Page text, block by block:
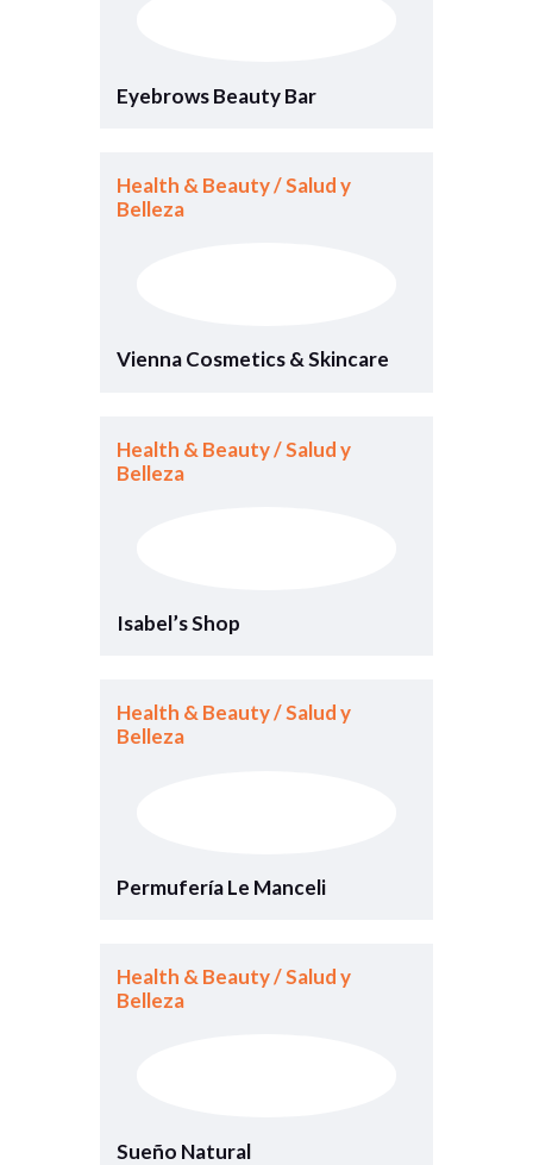
Eyebrows Beauty Bar
Health & Beauty / Salud y
Belleza
Vienna Cosmetics & Skincare
Health & Beauty / Salud y
Belleza
Isabel’s Shop
Health & Beauty / Salud y
Belleza
Permufería Le Manceli
Health & Beauty / Salud y
Belleza
Sueño Natural